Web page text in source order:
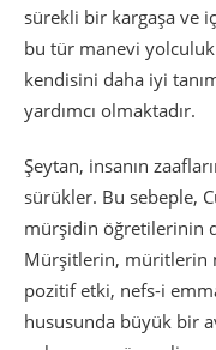
sürekli bir kargaşa ve
bu tür manevi
kendisini daha iyi
yardımcı olmaktadır.
Şeytan, insanın
sürükler. Bu sebeple,
mürşidin öğretilerinin
Mürşitlerin, müritlerin
pozitif etki, nefs-i
hususunda büyük bir